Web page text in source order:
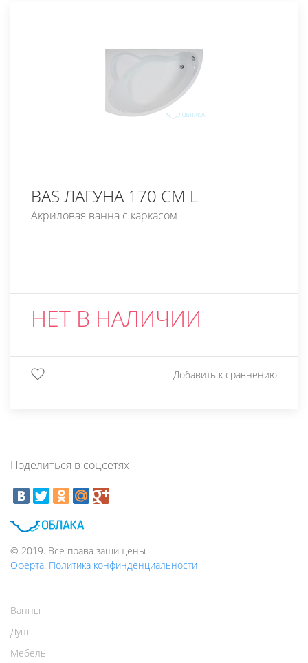
BAS ЛАГУНА 170 СМ L
Акриловая ванна с каркасом
НЕТ В НАЛИЧИИ
Добавить к сравнению
Поделиться в соцсетях
© 2019. Все права защищены
Оферта. Политика конфинденциальности
Ванны
Душ
Мебель